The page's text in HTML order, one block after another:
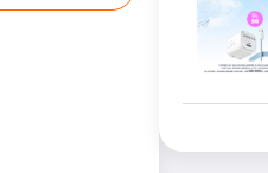
như iPhone
sạc thông
mà không